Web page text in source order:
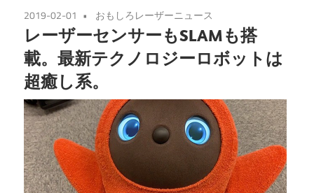
2019-02-01 おもしろレーザーニュース
レーザーセンサーもSLAMも搭
載。最新テクノロジーロボットは
超癒し系。